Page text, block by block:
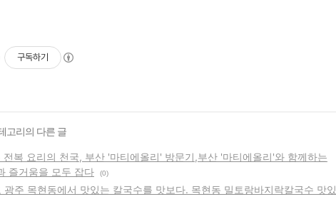
구독하기
고리의 다른 글
전복 요리의 천국, 부산 '마티에올리' 방문기,부산 '마티에올리'와 함께하는
즐거움을 모두 잡다
(0)
광주 목현동에서 맛있는 칼국수를 맛보다. 목현동 밀토랑바지락칼국수 맛있